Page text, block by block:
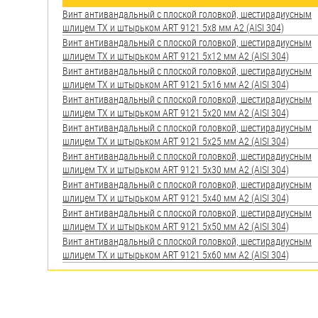
Пробки
Саморезы и шурупы
Стопорные кольца
Такелаж
Хомуты
Шайбы
Шпильки
Шплинты
Винт антивандальный с плоской головкой, шестирадиусным
шлицем TX и штырьком ART 9121 5х8 мм А2 (AISI 304)
Винт антивандальный с плоской головкой, шестирадиусным
шлицем TX и штырьком ART 9121 5х12 мм А2 (AISI 304)
Винт антивандальный с плоской головкой, шестирадиусным
шлицем TX и штырьком ART 9121 5х16 мм А2 (AISI 304)
Винт антивандальный с плоской головкой, шестирадиусным
шлицем TX и штырьком ART 9121 5х20 мм А2 (AISI 304)
Винт антивандальный с плоской головкой, шестирадиусным
шлицем TX и штырьком ART 9121 5х25 мм А2 (AISI 304)
Винт антивандальный с плоской головкой, шестирадиусным
шлицем TX и штырьком ART 9121 5х30 мм А2 (AISI 304)
Винт антивандальный с плоской головкой, шестирадиусным
шлицем TX и штырьком ART 9121 5х40 мм А2 (AISI 304)
Винт антивандальный с плоской головкой, шестирадиусным
шлицем TX и штырьком ART 9121 5х50 мм А2 (AISI 304)
Винт антивандальный с плоской головкой, шестирадиусным
шлицем TX и штырьком ART 9121 5х60 мм А2 (AISI 304)